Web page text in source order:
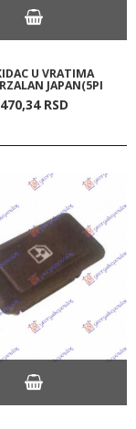
U VRATIMA
JAPAN(5PI
470,34 RSD